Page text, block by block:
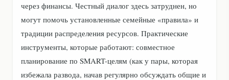
через финансы. Честный диалог здесь затруднен, но
могут помочь установленные семейные «правила» и
традиции распределения ресурсов. Практические
инструменты, которые работают: совместное
планирование по SMART-целям (как у пары, которая
избежала развода, начав регулярно обсуждать общие и